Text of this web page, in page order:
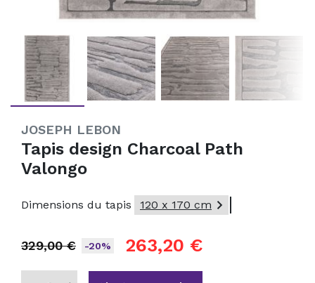
JOSEPH LEBON
Tapis design Charcoal Path
Valongo
Dimensions du tapis 120 x 170 cm 
329,00 € -20% 263,20 €